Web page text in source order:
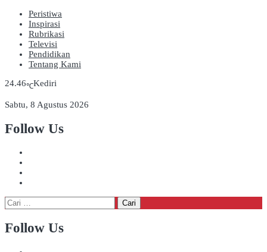
Peristiwa
Inspirasi
Rubrikasi
Televisi
Pendidikan
Tentang Kami
24.46℃Kediri
Sabtu, 8 Agustus 2026
Follow Us
Cari
untuk:
Follow Us